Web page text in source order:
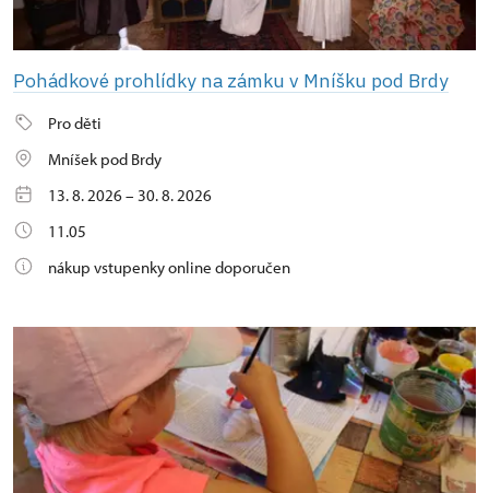
Pohádkové prohlídky na zámku v Mníšku pod Brdy
Pro děti
Mníšek pod Brdy
13. 8. 2026 – 30. 8. 2026
11.05
nákup vstupenky online doporučen